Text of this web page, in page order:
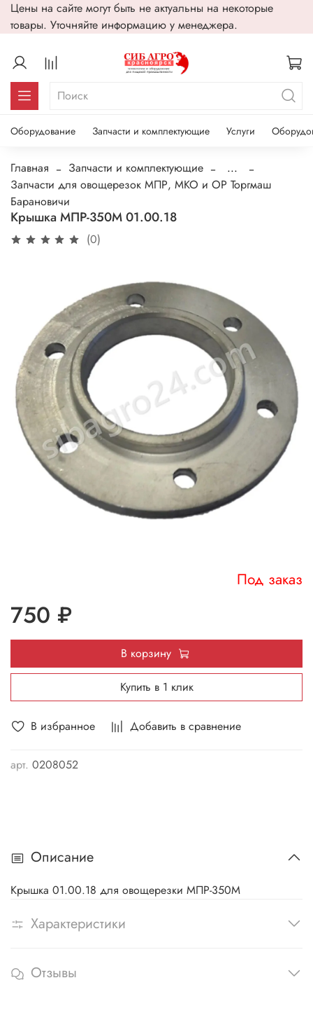
Цены на сайте могут быть не актуальны на некоторые
товары. Уточняйте информацию у менеджера.
Оборудование Запчасти и комплектующие Услуги
Главная Запчасти и комплектующие
...
Запчасти для овощерезок МПР, МКО и ОР Торгмаш
Барановичи
Крышка МПР-350М 01.00.18
(0)
В избранное Добавить в сравнение
арт. 0208052
Под заказ
750 ₽
В корзину
Купить в 1 клик
Описание
Крышка 01.00.18 для овощерезки МПР-350М
Характеристики
Отзывы